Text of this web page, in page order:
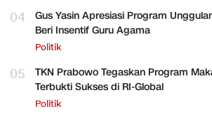
04
Gus Yasin Apresiasi Program
Beri Insentif Guru Agama
Politik
05
TKN Prabowo Tegaskan Program
Terbukti Sukses di RI-Global
Politik